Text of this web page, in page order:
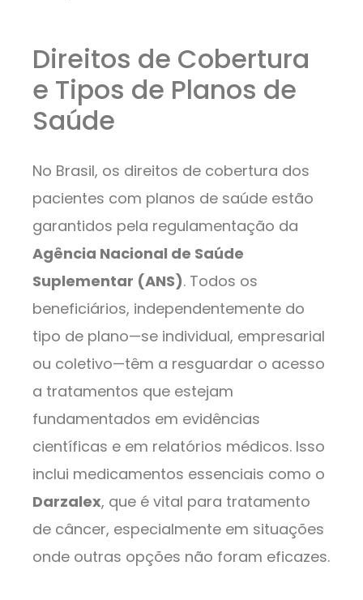
Direitos de Cobertura
e Tipos de Planos de
Saúde
No Brasil, os direitos de cobertura dos
pacientes com planos de saúde estão
garantidos pela regulamentação da
Agência Nacional de Saúde
Suplementar (ANS). Todos os
beneficiários, independentemente do
tipo de plano—se individual, empresarial
ou coletivo—têm a resguardar o acesso
a tratamentos que estejam
fundamentados em evidências
científicas e em relatórios médicos. Isso
inclui medicamentos essenciais como o
Darzalex, que é vital para tratamento
de câncer, especialmente em situações
onde outras opções não foram eficazes.